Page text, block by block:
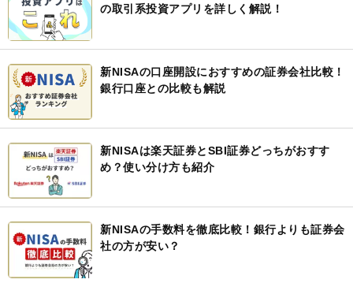
の取引系投資アプリを詳しく解説！
新NISAの口座開設におすすめの証券会社比較！
銀行口座との比較も解説
新NISAは楽天証券とSBI証券どっちがおすす
め？使い分け方も紹介
新NISAの手数料を徹底比較！銀行よりも証券会
社の方が安い？